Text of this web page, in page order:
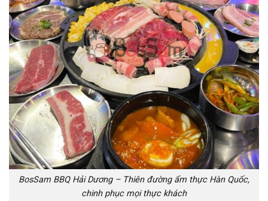
BosSam BBQ Hải Dương – Thiên đường ẩm thực Hàn Quốc,
chinh phục mọi thực khách